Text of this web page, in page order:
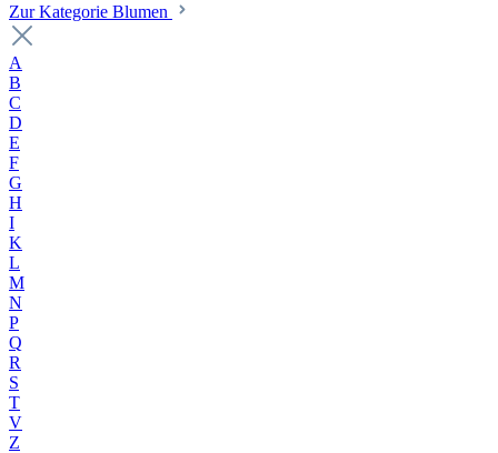
Zur Kategorie Blumen
A
B
C
D
E
F
G
H
I
K
L
M
N
P
Q
R
S
T
V
Z